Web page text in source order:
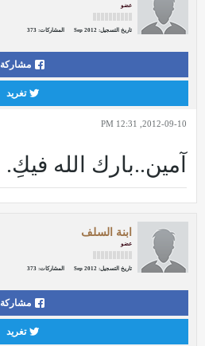
عضو
تاريخ التسجيل: Sep 2012 المشاركات: 373
مشاركة
تغريد
2012-09-10, 12:31 PM
آمين..بارك الله فيكِ.
ابنة السلف
عضو
تاريخ التسجيل: Sep 2012 المشاركات: 373
مشاركة
تغريد